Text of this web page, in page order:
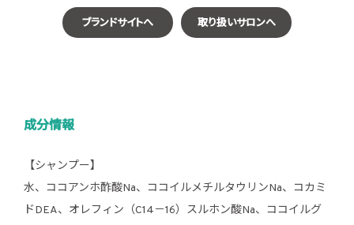
ブランドサイトへ 取り扱いサロンへ
成分情報
【シャンプー】
水、ココアンホ酢酸Na、ココイルメチルタウリンNa、コカミ
ドDEA、オレフィン（C14－16）スルホン酸Na、ココイルグ